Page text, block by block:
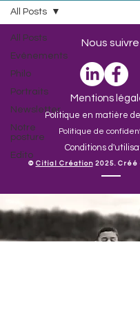
All Posts
Evénements
Philo
Portraits
Newsletter
Notre
posture
Edito
All Posts
Nous suivre
Mentions
Politique en matière
Politique de
Conditions
​© Citial Création2025. Créé